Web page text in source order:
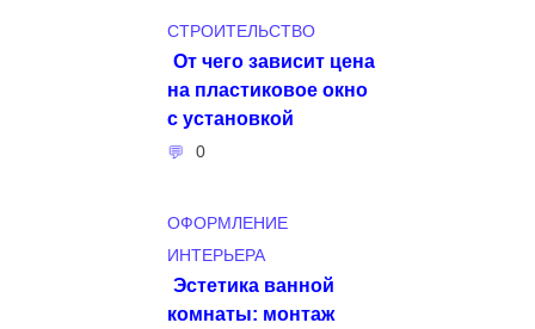
СТРОИТЕЛЬСТВО
От чего зависит цена
на пластиковое окно
с установкой
0
ОФОРМЛЕНИЕ
ИНТЕРЬЕРА
Эстетика ванной
комнаты: монтаж